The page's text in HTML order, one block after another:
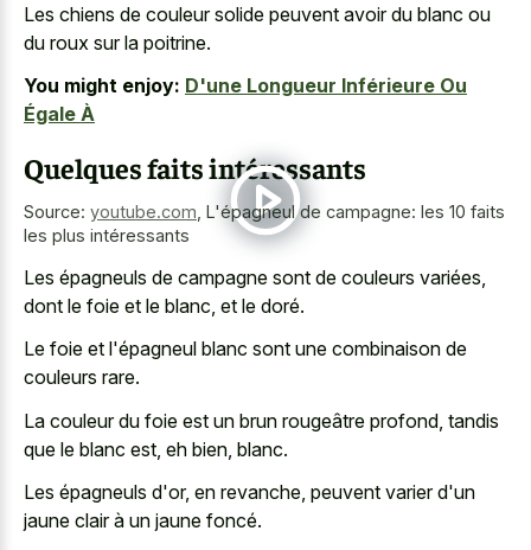
Les chiens de couleur solide peuvent avoir du blanc ou
du roux sur la poitrine.
You might enjoy: D'une Longueur Inférieure Ou
Égale À
Quelques faits intéressants
Source: youtube.com L'épagneul de campagne: les 10 faits
les plus intéressants
Les épagneuls de campagne sont de couleurs variées,
dont le foie et le blanc, et le doré.
Le foie et l'épagneul blanc sont une combinaison de
couleurs rare.
La couleur du foie est un brun rougeâtre profond, tandis
que le blanc est, eh bien, blanc.
Les épagneuls d'or, en revanche, peuvent varier d'un
jaune clair à un jaune foncé.